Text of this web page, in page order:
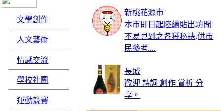
文學創作
人文藝術
情感交流
學校社團
運動競賽
新桃花源市
本市即日起陸續貼出坊間
不易見到之各種秘訣,供市
民參考....
長城
歡迎 詩詞 創作 賞析 分
享。